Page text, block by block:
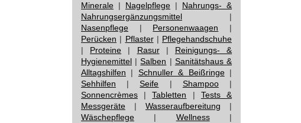
Minerale | Nagelpflege | Nahrungs- &
Nahrungsergänzungsmittel |
Nasenpflege | Personenwaagen |
Perücken | Pflaster| Pflegehandschuhe
| Proteine | Rasur| Reinigungs- &
Hygienemittel |Salben | Sanitätshaus &
Alltagshilfen | Schnuller & Beißringe|
Sehhilfen |Seife | Shampoo|
Sonnencrèmes |Tabletten | Tests &
Messgeräte | Wasseraufbereitung |
Wäschepflege | Wellness|